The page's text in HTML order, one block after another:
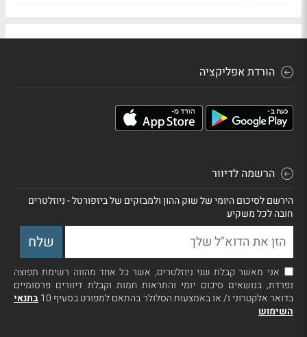
הורדת אפליקציה
הרשמה לדיוור
הירשם לסיכום היומי של שוק ההון ולמבזקים של ביזפורטל - ניוזלטרים
חובה לכל משקיע
אני מאשר קבלת שני ניוזלטרים, אשר כל אחד מהווה רשימת תפוצה
נפרדת, בנושאים סיכום יומי והתראות חמות וקבלת דיוורים פרסומיים
בדואר אלקטרוני ו/ או באמצעות הסלולר בהתאם למפורט בסעיף 10
בתנאי
השימוש